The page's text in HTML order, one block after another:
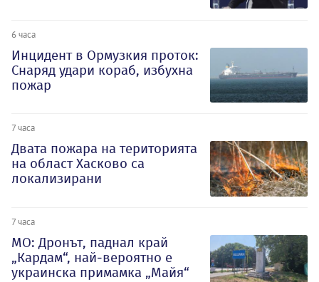
6 часа
Инцидент в Ормузкия проток:
Снаряд удари кораб, избухна
пожар
7 часа
Двата пожара на територията
на област Хасково са
локализирани
7 часа
МО: Дронът, паднал край
„Кардам“, най-вероятно е
украинска примамка „Майя“